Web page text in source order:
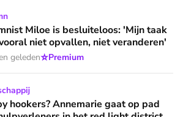
besluiteloos: 'Mijn taak was vooral niet
Miloe is besluiteloos: 'Mijn taak
niet opvallen, niet veranderen'
geleden⭐Premium
gaat op pad met
hookers? Annemarie gaat op pad